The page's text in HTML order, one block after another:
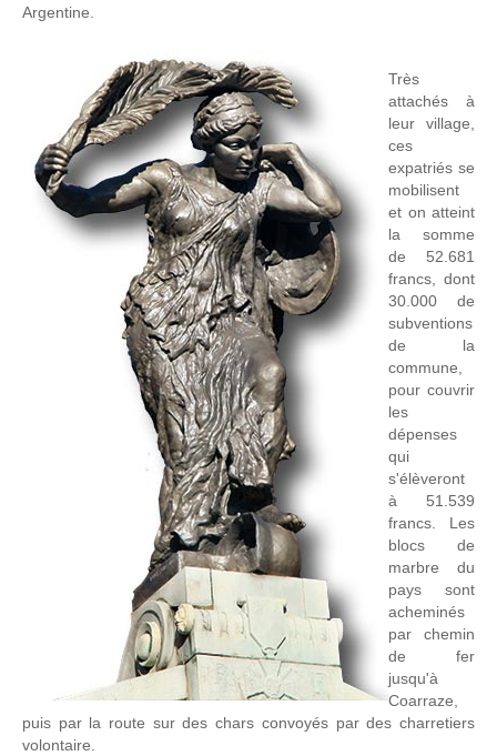
Argentine.
Très
attachés à
leur village,
ces
expatriés se
mobilisent
et on atteint
la somme
de 52.681
francs, dont
30.000 de
subventions
de la
commune,
pour couvrir
les
dépenses
qui
s'élèveront
à 51.539
francs. Les
blocs de
marbre du
pays sont
acheminés
par chemin
de fer
jusqu'à
Coarraze,
puis par la route sur des chars convoyés par des charretiers
volontaire.